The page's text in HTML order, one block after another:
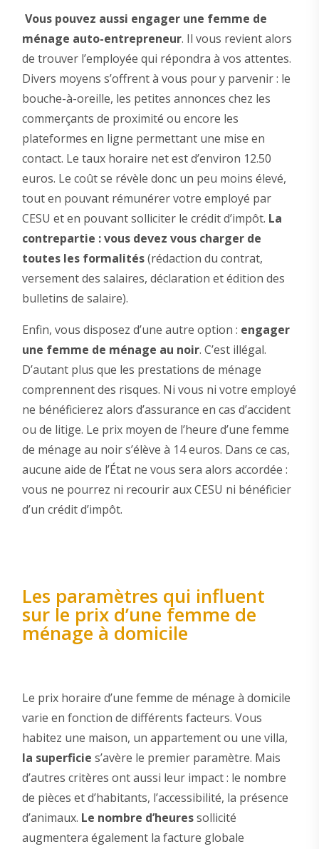
Vous pouvez aussi engager une femme de
ménage auto-entrepreneur. Il vous revient alors
de trouver l’employée qui répondra à vos attentes.
Divers moyens s’offrent à vous pour y parvenir : le
bouche-à-oreille, les petites annonces chez les
commerçants de proximité ou encore les
plateformes en ligne permettant une mise en
contact. Le taux horaire net est d’environ 12.50
euros. Le coût se révèle donc un peu moins élevé,
tout en pouvant rémunérer votre employé par
CESU et en pouvant solliciter le crédit d’impôt. La
contrepartie : vous devez vous charger de
toutes les formalités(rédaction du contrat,
versement des salaires, déclaration et édition des
bulletins de salaire).
Enfin, vous disposez d’une autre option : engager
une femme de ménage au noir. C’est illégal.
D’autant plus que les prestations de ménage
comprennent des risques. Ni vous ni votre employé
ne bénéficierez alors d’assurance en cas d’accident
ou de litige. Le prix moyen de l’heure d’une femme
de ménage au noir s’élève à 14 euros. Dans ce cas,
aucune aide de l’État ne vous sera alors accordée :
vous ne pourrez ni recourir aux CESU ni bénéficier
d’un crédit d’impôt.
Les paramètres qui influent
sur le prix d’une femme de
ménage à domicile
Le prix horaire d’une femme de ménage à domicile
varie en fonction de différents facteurs. Vous
habitez une maison, un appartement ou une villa,
la superficie s’avère le premier paramètre. Mais
d’autres critères ont aussi leur impact : le nombre
de pièces et d’habitants, l’accessibilité, la présence
d’animaux. Le nombre d’heuressollicité
augmentera également la facture globale